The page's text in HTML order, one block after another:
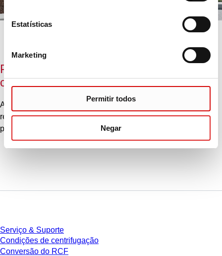
Estatísticas
Marketing
Permitir todos
Negar
Pontos de contato para questões de
conformidade
Aqui você encontra os pontos de contato para questões
relacionadas à conformidade, tanto para funcionários quanto
para pessoas e organizações externas ao Grupo SARSTEDT.
Serviço & Suporte
Condições de centrifugação
Conversão do RCF